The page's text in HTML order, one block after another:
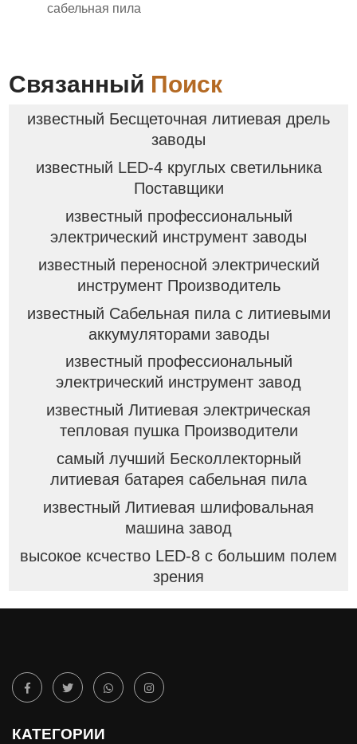
сабельная пила
Связанный Поиск
известный Бесщеточная литиевая дрель
заводы
известный LED-4 круглых светильника
Поставщики
известный профессиональный
электрический инструмент заводы
известный переносной электрический
инструмент Производитель
известный Сабельная пила с литиевыми
аккумуляторами заводы
известный профессиональный
электрический инструмент завод
известный Литиевая электрическая
тепловая пушка Производители
самый лучший Бесколлекторный
литиевая батарея сабельная пила
известный Литиевая шлифовальная
машина завод
высокое ксчество LED-8 с большим полем
зрения
КАТЕГОРИИ